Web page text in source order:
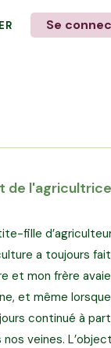
Se
de l'agricultrice
fille
a toujours
et mon frère
et même
continué à
nos veines.